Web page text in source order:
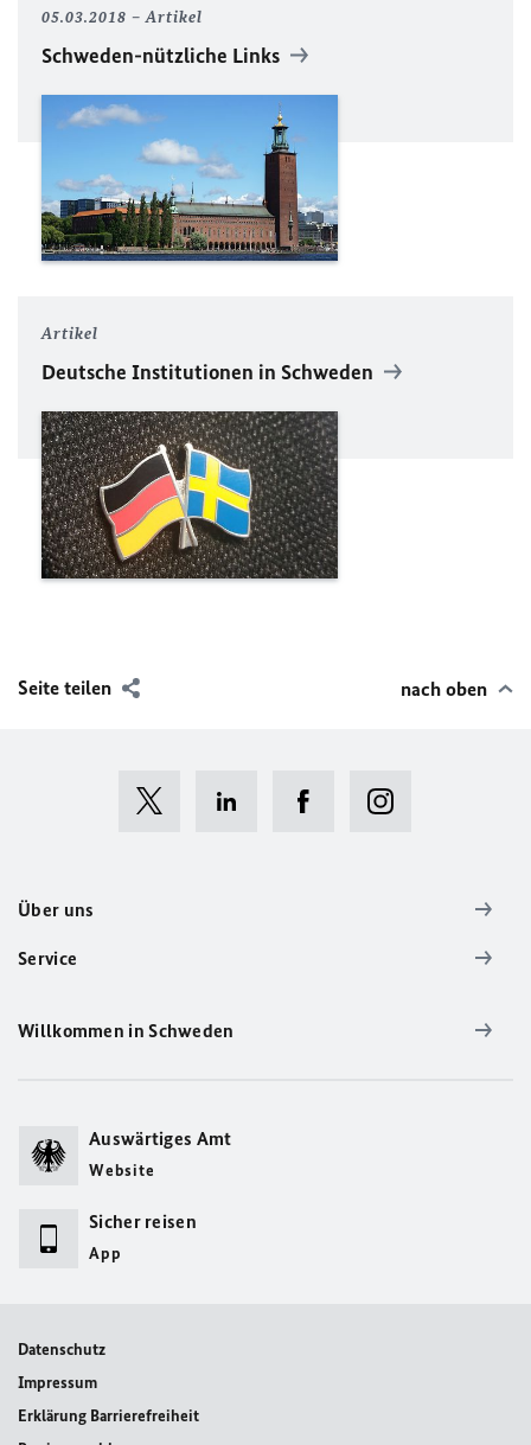
05.03.2018 Artikel
Schweden-nützliche Links
Artikel
Deutsche Institutionen in Schweden
Seite teilen nach oben
Über uns
Service
Willkommen in Schweden
Auswärtiges Amt
Website
Sicher reisen
App
Datenschutz
Impressum
Erklärung Barrierefreiheit